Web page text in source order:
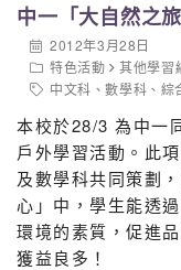
中一「大自然之
2012年3月28日
特色活動
其他學習
中文科 、數學科 、 綜
本校於28/3 為中一
戶外學習活動。此
及數學科共同策劃
心」中，學生能透
環境的素質，促進
獲益良多！